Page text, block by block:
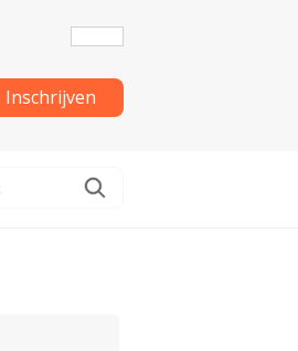
Inschrijven